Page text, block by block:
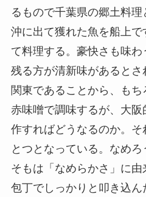
るもので千葉県の郷土料
沖に出て獲れた魚を船上
て料理する。豪快さも味わ
残る方が清新味があるとさ
関東であることから、も
赤味噌で調味するが、大
作すればどうなるのか。
とつとなっている。なめ
そもは「なめらかさ」に由
包丁でしっかりと叩き込